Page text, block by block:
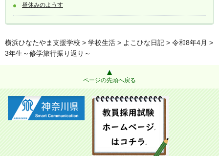
昼休みのようす
横浜ひなたやま支援学校 > 学校生活 > よこひな日記 > 令和8年4月 >
3年生～修学旅行振り返り～
ページの先頭へ戻る